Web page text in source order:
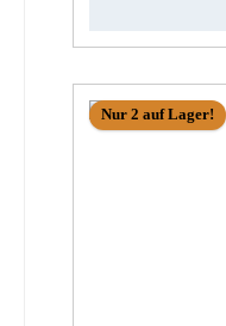
Nur 2 auf Lager!